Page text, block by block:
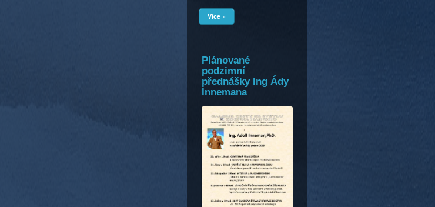
Více »
Plánované
podzimní
přednášky Ing Ády
Innemana